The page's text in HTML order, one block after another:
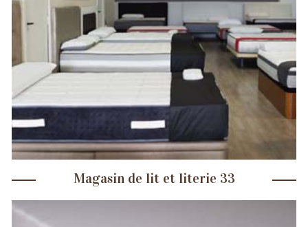
Magasin de lit et literie 33